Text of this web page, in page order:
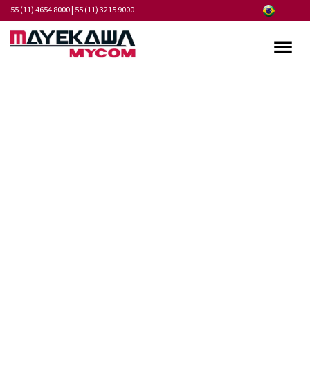
55 (11) 4654 8000| 55 (11) 3215 9000